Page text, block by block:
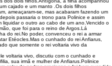
cajado e um manto .Os dois filhos
ameaçaram-se, mas acabaram fazendo um
depois passaria o trono para Polinice e assim
liquidar o outro ao cabo de um ano.Vencido o
que foi para o reino de Argos.Lá
do rei.No poder, convenceu o rei a armar
Etéocles.Mas o cunhado do rei Anfiarus,
que somente o rei voltaria vivo da
voltaria vivo, discutiu com o cunhado e
sua irmã e mulherde Anfiarus.Polinice